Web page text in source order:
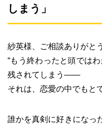
しまう」
紗英様、ご相談ありがと
“もう終わったと頭では
残されてしまう――
それは、恋愛の中でもと
誰かを真剣に好きになっ